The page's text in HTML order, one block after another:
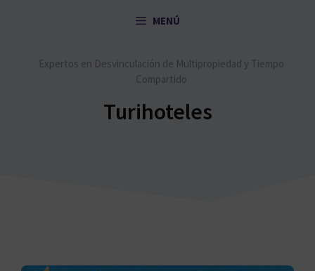
MENÚ
Expertos en Desvinculación de Multipropiedad y Tiempo
Compartido
Turihoteles